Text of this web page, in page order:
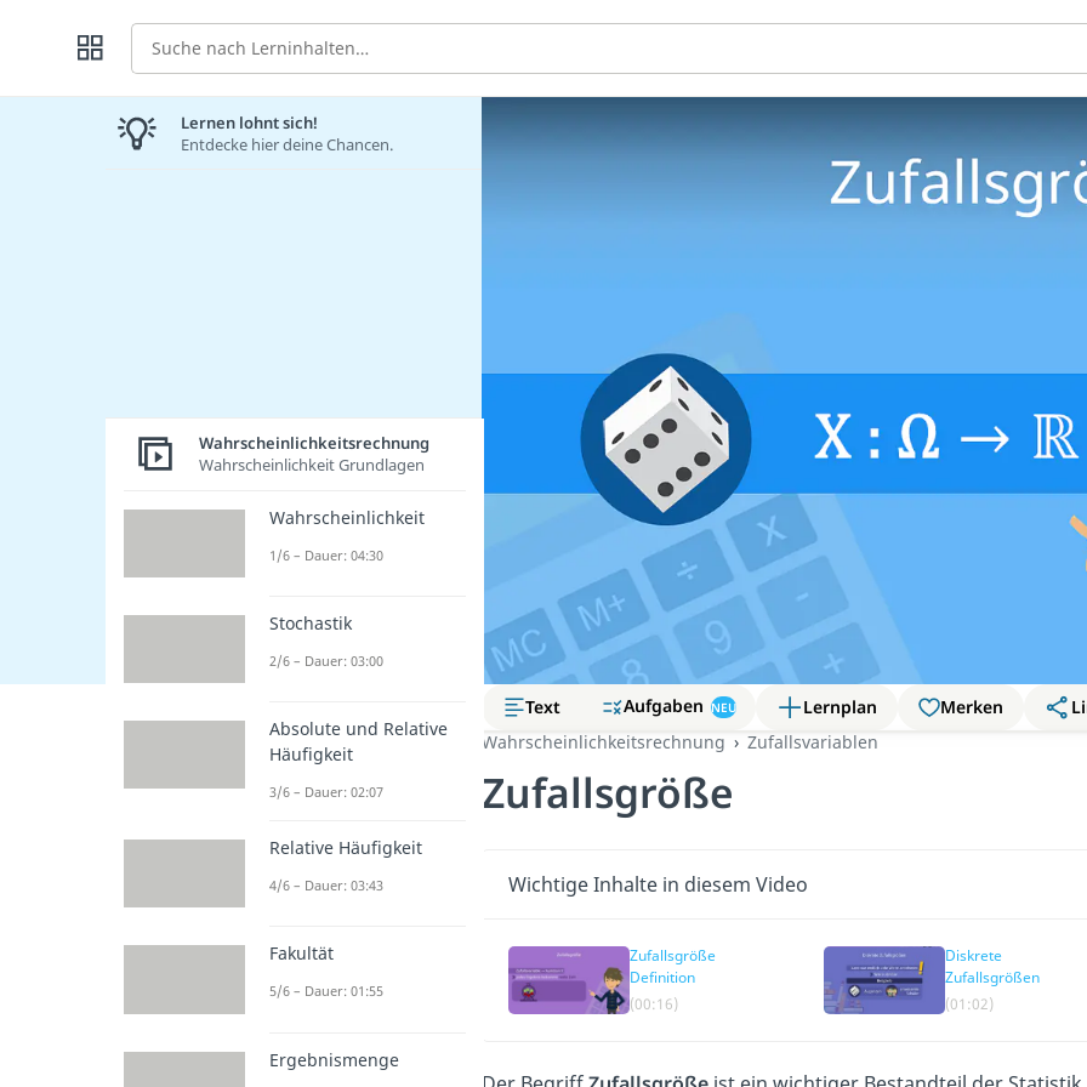
Suche
Text Aufgaben NEU Lernplan Merken
Wahrscheinlichkeitsrechnung
Zufallsvariablen
Zufallsgröße
Wichtige Inhalte in diesem Video
Zufallsgröße
Definition
(00:16)
Diskrete
Zufallsgrößen
(01:02)
Lernen lohnt sich!
Entdecke hier deine Chancen.
Wahrscheinlichkeitsrechnung
Wahrscheinlichkeit Grundlagen
Wahrscheinlichkeit
1/6 – Dauer: 04:30
Stochastik
2/6 – Dauer: 03:00
Absolute und Relative
Häufigkeit
3/6 – Dauer: 02:07
Relative Häufigkeit
4/6 – Dauer: 03:43
Fakultät
5/6 – Dauer: 01:55
Ergebnismenge